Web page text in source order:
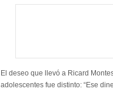
El deseo que llevó a Ricard
adolescentes fue distinto: “Ese